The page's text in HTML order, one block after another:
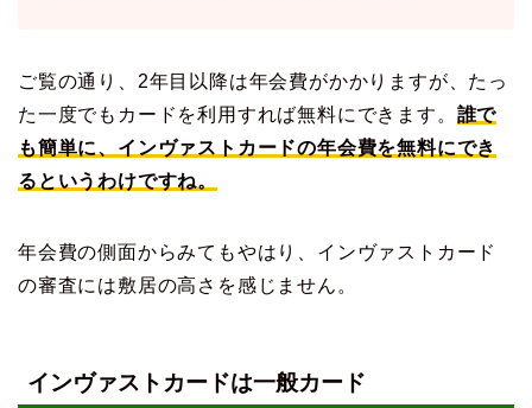
ご覧の通り、2年目以降は年会費がかかりますが、たっ
た一度でもカードを利用すれば無料にできます。 誰で
も簡単に、インヴァストカードの年会費を無料にでき
るというわけですね。
年会費の側面からみてもやはり、インヴァストカード
の審査には敷居の高さを感じません。
インヴァストカードは一般カード